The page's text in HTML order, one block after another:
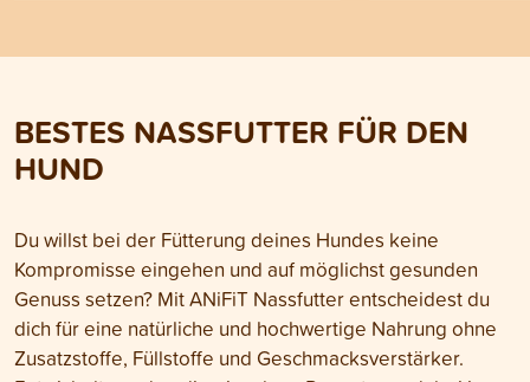
und zeigen dir die Unterschiede
Konkurrenzprodukte.
Unterschiede,
Hundes
BESTES NASSFUTTER FÜR DEN
HUND
Du willst bei der Fütterung deines Hundes keine
Kompromisse eingehen und auf möglichst gesunden
Genuss setzen? Mit ANiFiT Nassfutter entscheidest du
dich für eine natürliche und hochwertige Nahrung ohne
Zusatzstoffe, Füllstoffe und Geschmacksverstärker.